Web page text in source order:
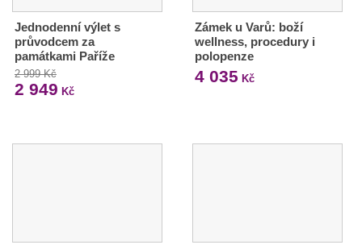
Jednodenní výlet s
průvodcem za
památkami Paříže
2 999 Kč
2 949 Kč
Zámek u Varů: boží
wellness, procedury i
polopenze
4 035 Kč